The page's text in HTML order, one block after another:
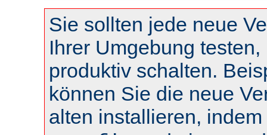
Sie sollten jede neue
Ihrer Umgebung
produktiv schalten.
können Sie die neue
alten installieren,